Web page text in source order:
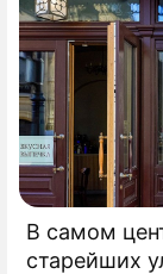
В самом
старейших